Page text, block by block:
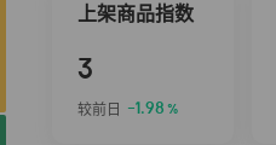
上架商品指数
3
较前日 -1.98 %